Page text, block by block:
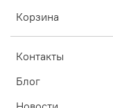
Корзина
Контакты
Блог